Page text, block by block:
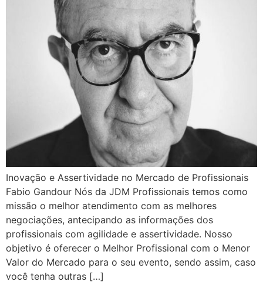
Inovação e Assertividade no Mercado de Profissionais
Fabio Gandour Nós da JDM Profissionais temos como
missão o melhor atendimento com as melhores
negociações, antecipando as informações dos
profissionais com agilidade e assertividade. Nosso
objetivo é oferecer o Melhor Profissional com o Menor
Valor do Mercado para o seu evento, sendo assim, caso
você tenha outras […]